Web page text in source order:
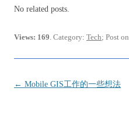
No related posts.
Views: 169. Category: Tech; Post on
Post
← Mobile GIS工作的一些想法